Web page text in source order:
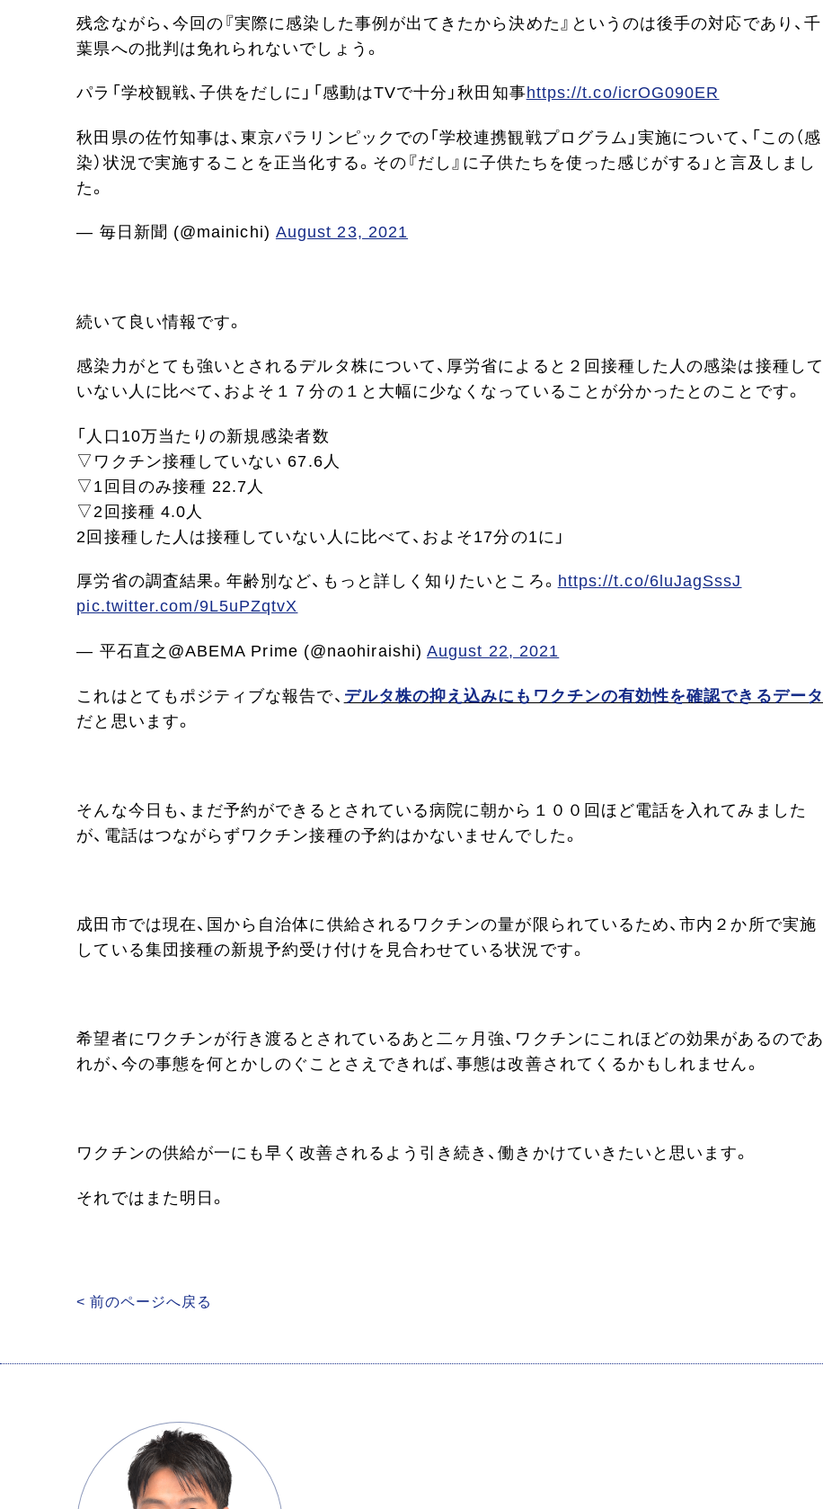
残念ながら、今回の『実際に感染した事例が出てきたから決めた』というのは後手の対応であり、千
葉県への批判は免れられないでしょう。
パラ「学校観戦、子供をだしに」「感動はTVで十分」秋田知事https://t.co/icrOG090ER
秋田県の佐竹知事は、東京パラリンピックでの「学校連携観戦プログラム」実施について、「この（感
染）状況で実施することを正当化する。その『だし』に子供たちを使った感じがする」と言及しまし
た。
— 毎日新聞 (@mainichi) August 23, 2021
続いて良い情報です。
感染力がとても強いとされるデルタ株について、厚労省によると２回接種した人の感染は接種して
いない人に比べて、およそ１７分の１と大幅に少なくなっていることが分かったとのことです。
「人口10万当たりの新規感染者数
▽ワクチン接種していない 67.6人
▽1回目のみ接種 22.7人
▽2回接種 4.0人
2回接種した人は接種していない人に比べて、およそ17分の1に」
厚労省の調査結果。年齢別など、もっと詳しく知りたいところ。 https://t.co/6luJagSssJ
pic.twitter.com/9L5uPZqtvX
— 平石直之@ABEMA Prime (@naohiraishi)August 22, 2021
これはとてもポジティブな報告で、 デルタ株の抑え込みにもワクチンの有効性を確認できるデータ
だと思います。
そんな今日も、まだ予約ができるとされている病院に朝から１００回ほど電話を入れてみました
が、電話はつながらずワクチン接種の予約はかないませんでした。
成田市では現在、国から自治体に供給されるワクチンの量が限られているため、市内２か所で実施
している集団接種の新規予約受け付けを見合わせている状況です。
希望者にワクチンが行き渡るとされているあと二ヶ月強、ワクチンにこれほどの効果があるのであ
れが、今の事態を何とかしのぐことさえできれば、事態は改善されてくるかもしれません。
ワクチンの供給が一にも早く改善されるよう引き続き、働きかけていきたいと思います。
それではまた明日。
< 前のページへ戻る